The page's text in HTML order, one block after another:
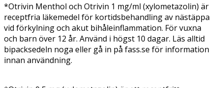
*Otrivin Menthol och Otrivin 1 mg/ml (xylometazolin) är
receptfria läkemedel för kortidsbehandling av nästäppa
vid förkylning och akut bihåleinflammation. För vuxna
och barn över 12 år. Använd i högst 10 dagar. Läs alltid
bipacksedeln noga eller gå in på fass.se för information
innan användning.